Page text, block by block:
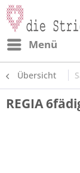
Menü
Übersicht
REGIA